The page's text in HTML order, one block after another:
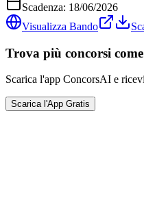
Scadenza: 18/06/2026
Visualizza Bando
Trova più concorsi
Scarica l'app ConcorsAI e
Scarica l'App Gratis